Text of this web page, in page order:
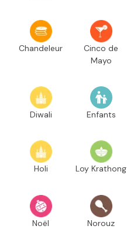
Chandeleur
Cinco de
Mayo
Diwali Enfants
Holi Loy Krathong
Noël Norouz